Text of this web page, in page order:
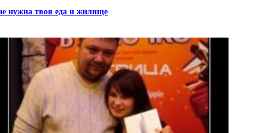
нужна твоя еда и жилище